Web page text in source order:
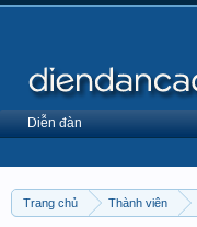
Trang chủ Thành viên
Diễn đàn